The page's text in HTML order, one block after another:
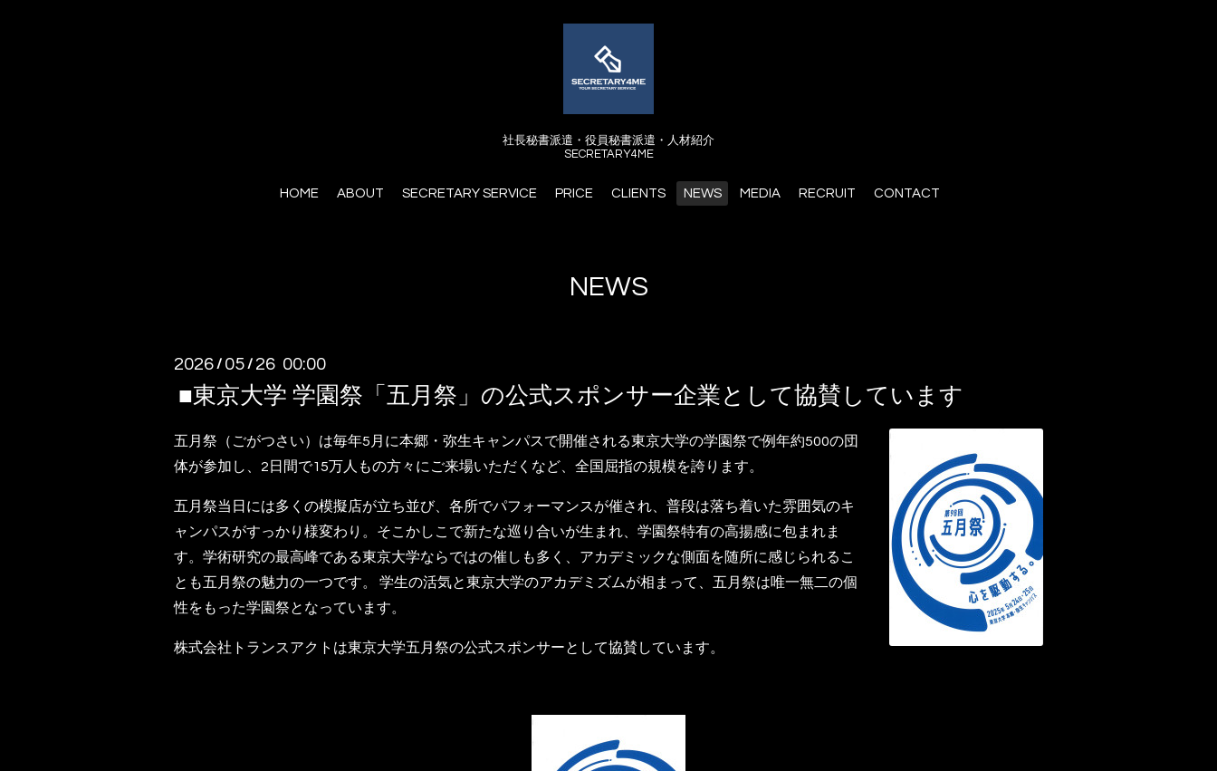
社長秘書派遣・役員秘書派遣・人材紹介
SECRETARY4ME
HOME ABOUT SECRETARY SERVICE PRICE CLIENTS NEWS MEDIA RECRUIT CONTACT
NEWS
2026 / 05 / 26 00:00
■東京大学 学園祭「五月祭」の公式スポンサー企業として協賛しています
五月祭（ごがつさい）は毎年5月に本郷・弥生キャンパスで開催される東京大学の学園祭で例年約500の団
体が参加し、2日間で15万人もの方々にご来場いただくなど、全国屈指の規模を誇ります。
五月祭当日には多くの模擬店が立ち並び、各所でパフォーマンスが催され、普段は落ち着いた雰囲気のキ
ャンパスがすっかり様変わり。そこかしこで新たな巡り合いが生まれ、学園祭特有の高揚感に包まれま
す。学術研究の最高峰である東京大学ならではの催しも多く、アカデミックな側面を随所に感じられるこ
とも五月祭の魅力の一つです。 学生の活気と東京大学のアカデミズムが相まって、五月祭は唯一無二の個
性をもった学園祭となっています。
株式会社トランスアクトは東京大学五月祭の公式スポンサーとして協賛しています。